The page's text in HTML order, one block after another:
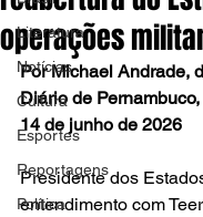
Literatura
Notícias
Cultura
Esportes
Reportagens
Política
operações
Por Michael Andrade,
Diário de
14 de junho de 2026
Presidente dos
entendimento com